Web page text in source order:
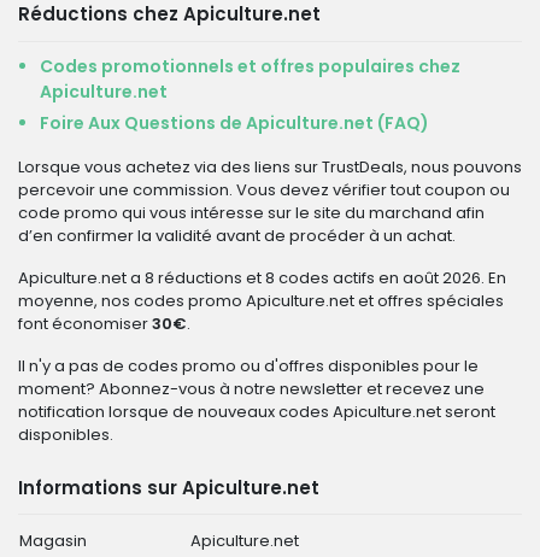
Réductions chez Apiculture.net
Codes promotionnels et offres populaires chez
Apiculture.net
Foire Aux Questions de Apiculture.net (FAQ)
Lorsque vous achetez via des liens sur TrustDeals, nous pouvons
percevoir une commission. Vous devez vérifier tout coupon ou
code promo qui vous intéresse sur le site du marchand afin
d’en confirmer la validité avant de procéder à un achat.
Apiculture.net a 8 réductions et 8 codes actifs en août 2026. En
moyenne, nos codes promo Apiculture.net et offres spéciales
font économiser30€.
Il n'y a pas de codes promo ou d'offres disponibles pour le
moment? Abonnez-vous à notre newsletter et recevez une
notification lorsque de nouveaux codes Apiculture.net seront
disponibles.
Informations sur Apiculture.net
Magasin
Apiculture.net